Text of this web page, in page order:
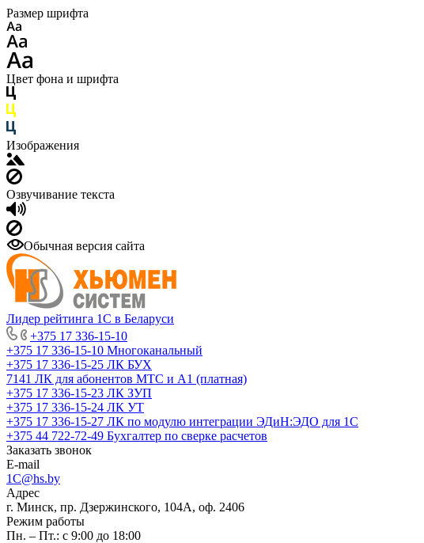
Размер шрифта
Цвет фона и шрифта
Изображения
Озвучивание текста
Обычная версия сайта
Лидер рейтинга 1С в Беларуси
+375 17 336-15-10
+375 17 336-15-10 Многоканальный
+375 17 336-15-25 ЛК БУХ
7141 ЛК для абонентов МТС и А1 (платная)
+375 17 336-15-23 ЛК ЗУП
+375 17 336-15-24 ЛК УТ
+375 17 336-15-27 ЛК по модулю интеграции ЭДиН:ЭДО для 1С
+375 44 722-72-49 Бухгалтер по сверке расчетов
Заказать звонок
E-mail
1C@hs.by
Адрес
г. Минск, пр. Дзержинского, 104А, оф. 2406
Режим работы
Пн. – Пт.: с 9:00 до 18:00